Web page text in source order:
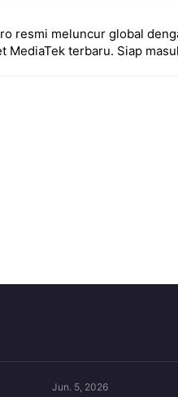
resmi meluncur global
MediaTek terbaru. Siap
Jun. 5, 2026